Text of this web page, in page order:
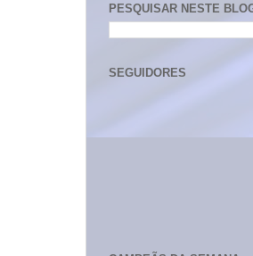
PESQUISAR NESTE
SEGUIDORES